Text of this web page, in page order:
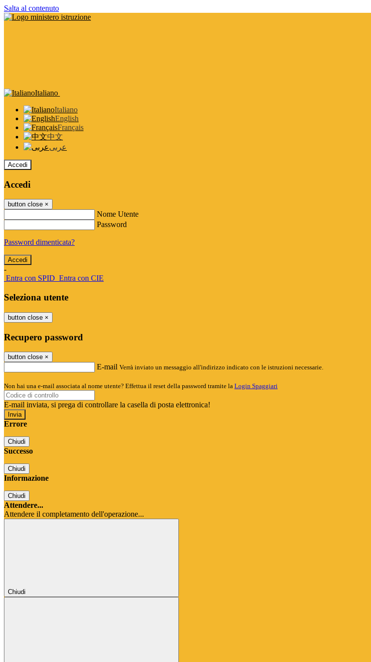
Salta al contenuto
Italiano
Italiano
English
Français
中文
عربى
Accedi
Accedi
button close ×
Nome Utente
Password
Password dimenticata?
-
Entra con SPID Entra con CIE
Seleziona utente
button close ×
Recupero password
button close ×
E-mail Verrà inviato un messaggio all'indirizzo indicato con le istruzioni necessarie.
Non hai una e-mail associata al nome utente? Effettua il reset della password tramite la Login Spaggiari
E-mail inviata, si prega di controllare la casella di posta elettronica!
Errore
Chiudi
Successo
Chiudi
Informazione
Chiudi
Attendere...
Attendere il completamento dell'operazione...
Chiudi